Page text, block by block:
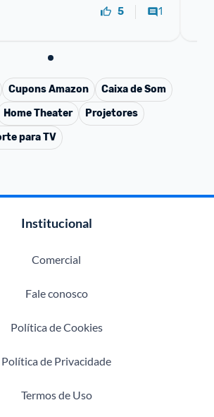
5 1
CuponsAmazon
Caixa de Som
Home Theater
Projetores
para TV
Institucional
Comercial
Fale conosco
Política de Cookies
Política de Privacidade
Termos de Uso